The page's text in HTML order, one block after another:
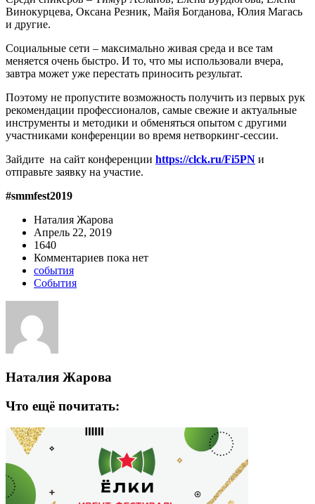
Винокурцева, Оксана Резник, Майя Богданова, Юлия Магась
и другие.
Социальные сети – максимально живая среда и все там
меняется очень быстро. И то, что мы использовали вчера,
завтра может уже перестать приносить результат.
Поэтому не пропустите возможность получить из первых рук
рекомендации профессионалов, самые свежие и актуальные
инструменты и методики и обменяться опытом с другими
участниками конференции во время нетворкинг-сессии.
Зайдите на сайт конференции https://clck.ru/Fi5PN и
отправьте заявку на участие.
#smmfest2019
Наталия Жарова
Апрель 22, 2019
1640
Комментариев пока нет
события
События
Наталия Жарова
Что ещё почитать: